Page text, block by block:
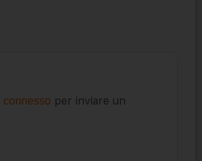
connesso per inviare un